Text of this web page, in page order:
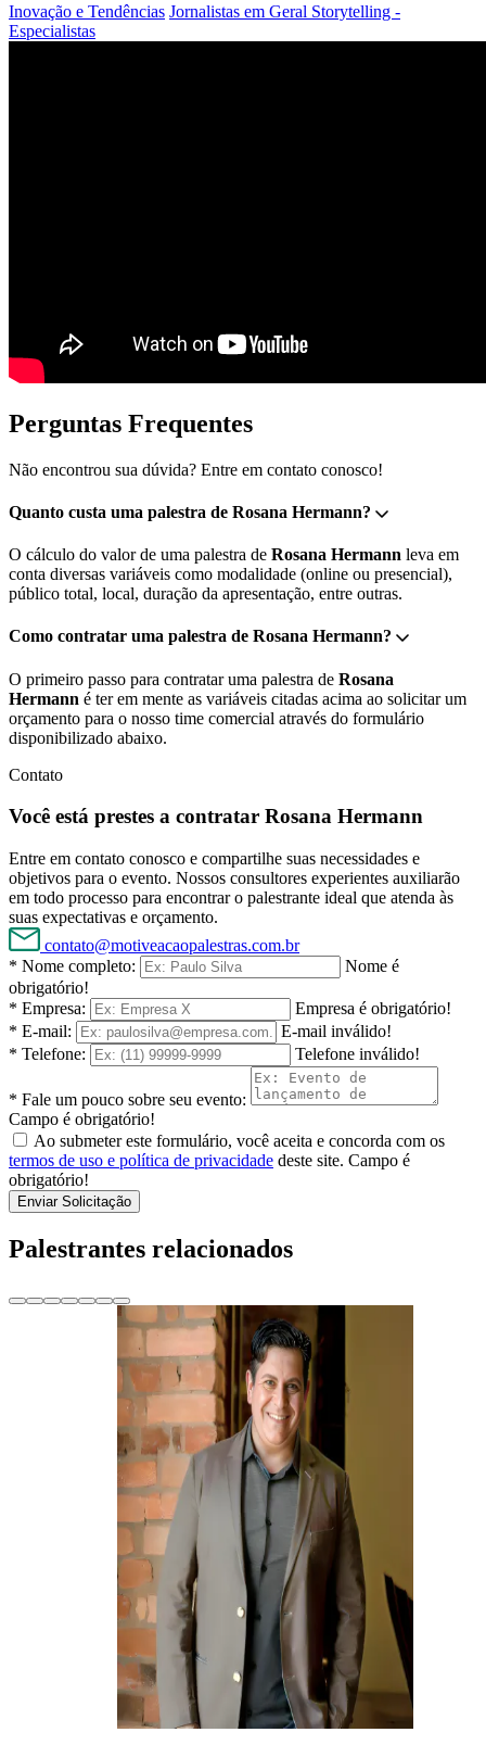
Inovação e Tendências Jornalistas em Geral Storytelling -
Especialistas
Perguntas Frequentes
Não encontrou sua dúvida? Entre em contato conosco!
Quanto custa uma palestra de Rosana Hermann?
O cálculo do valor de uma palestra de Rosana Hermann leva em
conta diversas variáveis como modalidade (online ou presencial),
público total, local, duração da apresentação, entre outras.
Como contratar uma palestra de Rosana Hermann?
O primeiro passo para contratar uma palestra de Rosana
Hermann é ter em mente as variáveis citadas acima ao solicitar um
orçamento para o nosso time comercial através do formulário
disponibilizado abaixo.
Contato
Você está prestes a contratar Rosana Hermann
Entre em contato conosco e compartilhe suas necessidades e
objetivos para o evento. Nossos consultores experientes auxiliarão
em todo processo para encontrar o palestrante ideal que atenda às
suas expectativas e orçamento.
contato@motiveacaopalestras.com.br
* Nome completo:
Nome é
obrigatório!
* Empresa:
Empresa é obrigatório!
* E-mail:
E-mail inválido!
* Telefone:
Telefone inválido!
* Fale um pouco sobre seu evento:
Campo é obrigatório!
Ao submeter este formulário, você aceita e concorda com os
termos de uso e política de privacidade deste site. Campo é
obrigatório!
Enviar Solicitação
Palestrantes relacionados